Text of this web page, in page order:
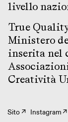
livello
True
Ministero
inserita nel
Creatività
Sito ↗ Instagram ↗